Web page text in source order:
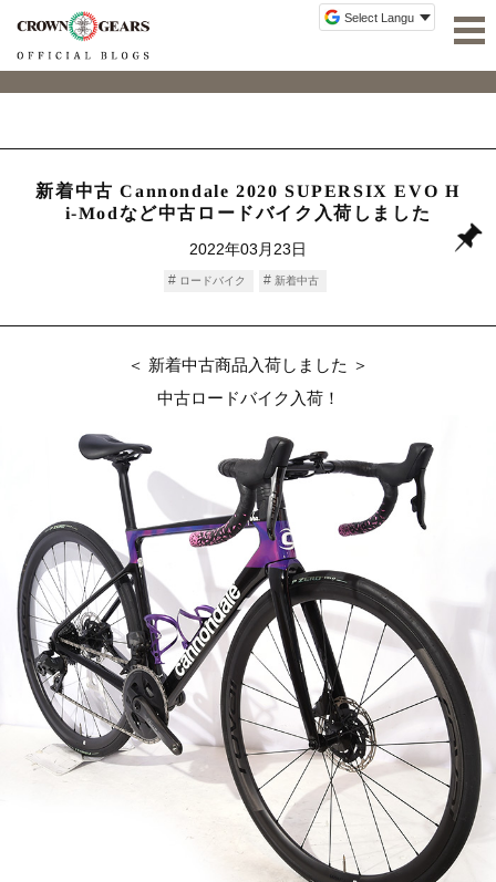
新着中古 Cannondale 2020 SUPERSIX EVO H
i-Modなど中古ロードバイク入荷しました
2022年03月23日
ロードバイク 新着中古
＜ 新着中古商品入荷しました ＞
中古ロードバイク入荷！